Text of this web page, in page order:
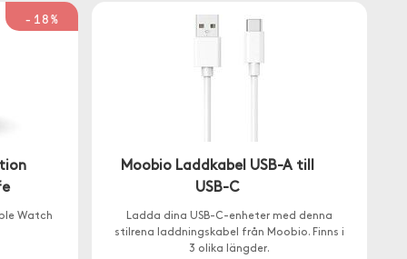
-18%
Watch
Moobio Laddkabel USB-A till
USB-C
Ladda dina USB-C-enheter med denna
stilrena laddningskabel från Moobio. Finns i
3 olika längder.